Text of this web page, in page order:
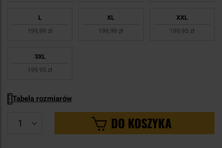
L
199,99 zł
XL
199,99 zł
XXL
199,95 zł
3XL
199,95 zł
Tabela rozmiarów
DO KOSZYKA